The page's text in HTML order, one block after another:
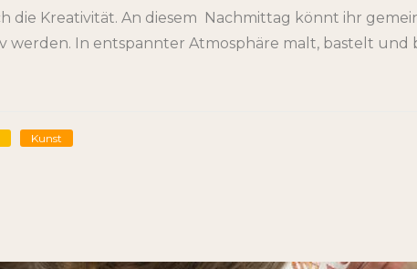
die Kreativität. An diesem Nachmittag könnt ihr
werden. In entspannter Atmosphäre malt, bastelt
Kunst